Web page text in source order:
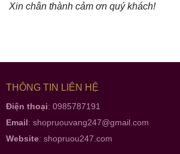
Xin chân thành cảm ơn quý khách!
THÔNG TIN LIÊN HỆ
Điện thoại: 0985787191
Email: shopruouvang247@gmail.com
Website: shopruou247.com